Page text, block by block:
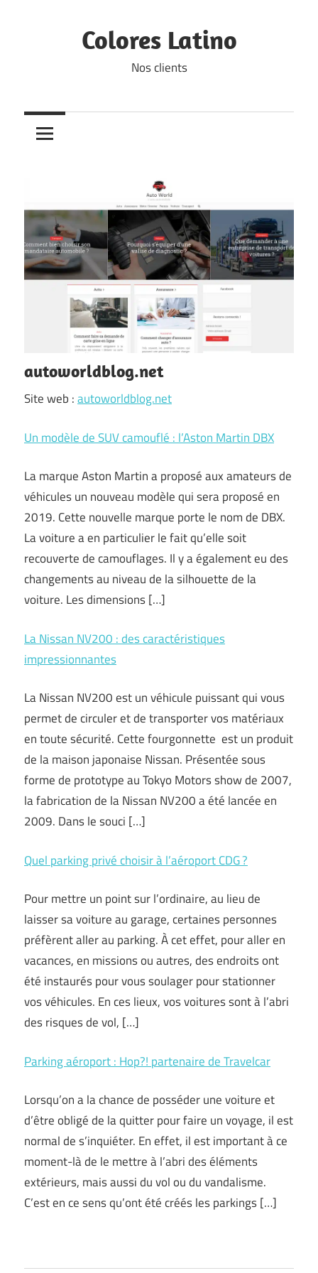
Colores Latino
Nos clients
autoworldblog.net
Site web :autoworldblog.net
Un modèle de SUV camouflé : l’Aston Martin DBX
La marque Aston Martin a proposé aux amateurs de
véhicules un nouveau modèle qui sera proposé en
2019. Cette nouvelle marque porte le nom de DBX.
La voiture a en particulier le fait qu’elle soit
recouverte de camouflages. Il y a également eu des
changements au niveau de la silhouette de la
voiture. Les dimensions […]
La Nissan NV200 : des caractéristiques
impressionnantes
La Nissan NV200 est un véhicule puissant qui vous
permet de circuler et de transporter vos matériaux
en toute sécurité. Cette fourgonnette est un produit
de la maison japonaise Nissan. Présentée sous
forme de prototype au Tokyo Motors show de 2007,
la fabrication de la Nissan NV200 a été lancée en
2009. Dans le souci […]
Quel parking privé choisir à l’aéroport CDG ?
Pour mettre un point sur l’ordinaire, au lieu de
laisser sa voiture au garage, certaines personnes
préfèrent aller au parking. À cet effet, pour aller en
vacances, en missions ou autres, des endroits ont
été instaurés pour vous soulager pour stationner
vos véhicules. En ces lieux, vos voitures sont à l’abri
des risques de vol, […]
Parking aéroport : Hop?! partenaire de Travelcar
Lorsqu’on a la chance de posséder une voiture et
d’être obligé de la quitter pour faire un voyage, il est
normal de s’inquiéter. En effet, il est important à ce
moment-là de le mettre à l’abri des éléments
extérieurs, mais aussi du vol ou du vandalisme.
C’est en ce sens qu’ont été créés les parkings […]